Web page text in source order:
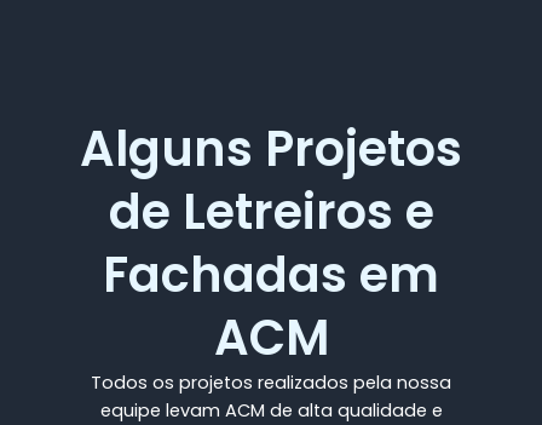
Alguns Projetos
de Letreiros e
Fachadas em
ACM
Todos os projetos realizados pela nossa
equipe levam ACM de alta qualidade e